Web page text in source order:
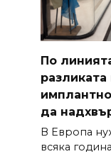
По
да
В Европа
всяка